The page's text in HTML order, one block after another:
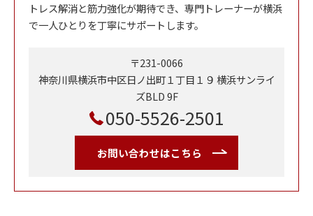
トレス解消と筋力強化が期待でき、専門トレーナーが横浜
で一人ひとりを丁寧にサポートします。
〒231-0066
神奈川県横浜市中区日ノ出町１丁目１９ 横浜サンライ
ズBLD 9F
050-5526-2501
お問い合わせはこちら